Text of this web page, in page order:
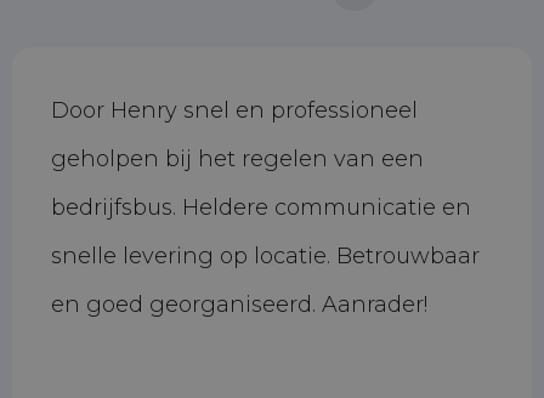
Door Henry snel en professioneel
geholpen bij het regelen van een
bedrijfsbus. Heldere communicatie en
snelle levering op locatie. Betrouwbaar
en goed georganiseerd. Aanrader!